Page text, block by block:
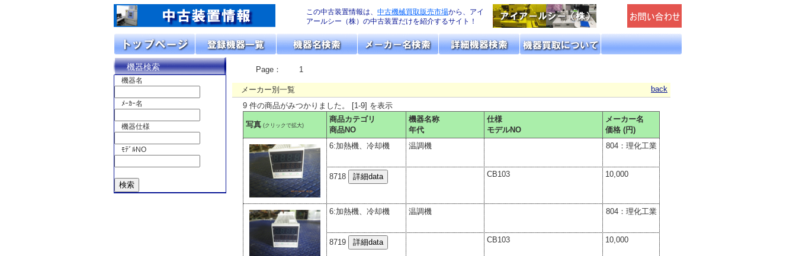
この中古装置情報は、 中古機械買取販売市場から、アイ
アールシー（株）の中古装置だけを紹介するサイト！
機器検索
機器名
ﾒｰｶｰ名
機器仕様
ﾓﾃﾞﾙNO
Page： 1
back
メーカー別一覧
9 件の商品がみつかりました。 [1-9] を表示
写真 (クリックで拡大)
商品カテゴリ
商品NO
機器名称
年代
仕様
モデルNO
メーカー名
価格 (円)
6:加熱機、冷却機
温調機 804：理化工業
8718 CB103 10,000
6:加熱機、冷却機 温調機 804：理化工業
8719 CB103 10,000